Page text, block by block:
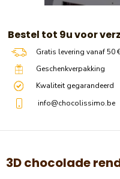
Bestel tot 9u voor
Gratis levering vanaf 50
Geschenkverpakking
Kwaliteit gegarandeerd
info@chocolissimo.be
3D chocolade